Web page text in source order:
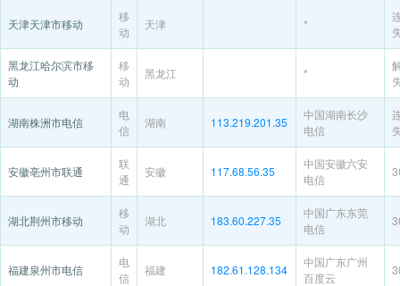
天津天津市移动
移
动
天津 *
黑龙江哈尔滨市移
动
移
动
黑龙江 *
湖南株洲市电信
电
信
湖南 113.219.201.35
中国湖南长沙
电信
安徽亳州市联通
联
通
安徽 117.68.56.35
中国安徽六安
电信
湖北荆州市移动
移
动
湖北 183.60.227.35
中国广东东莞
电信
福建泉州市电信
电
信
福建 182.61.128.134
中国广东广州
百度云